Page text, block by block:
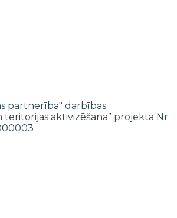
partnerība" darbības
teritorijas aktivizēšana” projekta Nr.